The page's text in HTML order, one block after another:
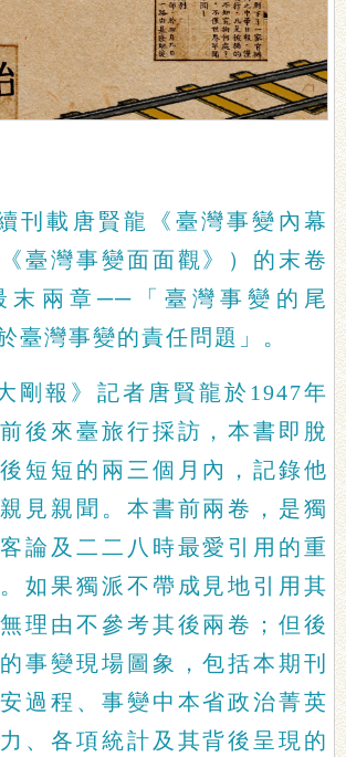
刊載唐賢龍《臺灣事變內幕
臺灣事變面面觀》）的末卷
末兩章──「臺灣事變的尾
臺灣事變的責任問題」。
剛報》記者唐賢龍於1947年
後來臺旅行採訪，本書即脫
短短的兩三個月內，記錄他
見親聞。本書前兩卷，是獨
論及二二八時最愛引用的重
如果獨派不帶成見地引用其
理由不參考其後兩卷；但後
事變現場圖象，包括本期刊
過程、事變中本省政治菁英
、各項統計及其背後呈現的